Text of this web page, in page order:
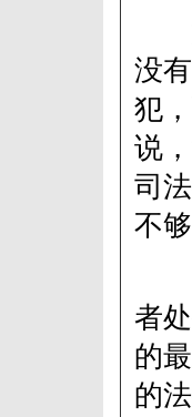
如
没
犯
说
司
不够
问
者
的
的